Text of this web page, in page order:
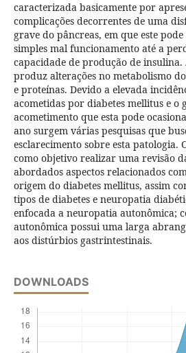
caracterizada basicamente por
complicações decorrentes de uma
grave do pâncreas, em que este
simples mal funcionamento até a
capacidade de produção de
produz alterações no metabolismo
e proteínas. Devido a elevada
acometidas por diabetes mellitus e o
acometimento que esta pode
ano surgem várias pesquisas que
esclarecimento sobre esta patologia.
como objetivo realizar uma revisão
abordados aspectos relacionados
origem do diabetes mellitus, assim
tipos de diabetes e neuropatia
enfocada a neuropatia autonômica;
autonômica possui uma larga
aos distúrbios gastrintestinais.
DOWNLOADS